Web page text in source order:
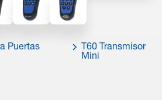
Puertas
T60 Transmisor
Mini